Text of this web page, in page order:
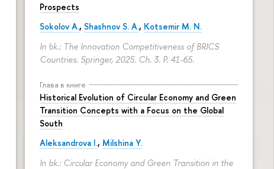
Prospects
Sokolov A., Shashnov S. A., Kotsemir M. N.
In bk.: The Innovation Competitiveness of BRICS
Countries. Springer, 2025. Ch. 3. P. 41-65.
Глава в книге
Historical Evolution of Circular Economy and Green
Transition Concepts with a Focus on the Global
South
Aleksandrova I., Milshina Y.
In bk.: Circular Economy and Green Transition in the